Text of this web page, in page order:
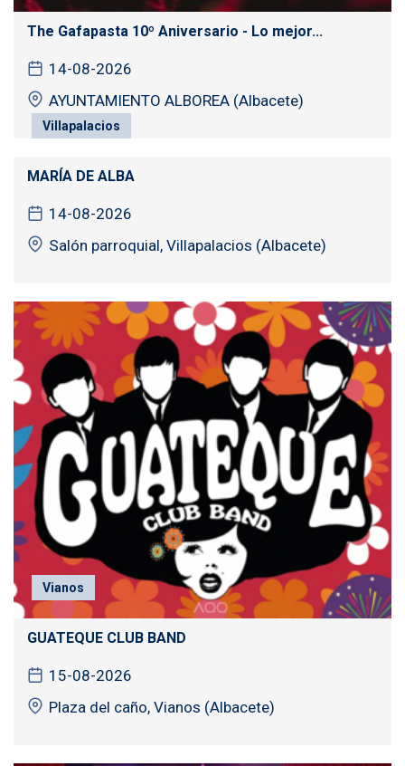
The Gafapasta 10º Aniversario - Lo mejor...
14-08-2026
AYUNTAMIENTO ALBOREA (Albacete)
Villapalacios
MARÍA DE ALBA
14-08-2026
Salón parroquial, Villapalacios (Albacete)
Vianos
GUATEQUE CLUB BAND
15-08-2026
Plaza del caño, Vianos (Albacete)